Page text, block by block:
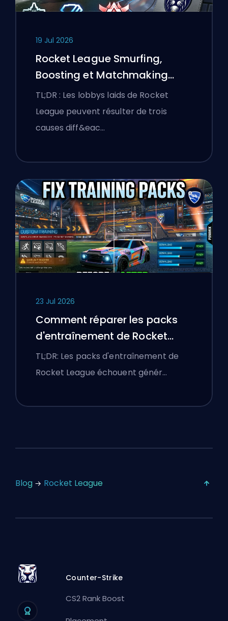
19 Jul 2026
Rocket League Smurfing,
Boosting et Matchmaking
Expliqués
TL;DR : Les lobbys laids de Rocket
League peuvent résulter de trois
causes diff&eac…
23 Jul 2026
Comment réparer les packs
d'entraînement de Rocket
League qui ne fonctionnent
pas
TL;DR: Les packs d'entraînement de
Rocket League échouent génér…
Blog Rocket League
Counter-Strike
CS2 Rank Boost